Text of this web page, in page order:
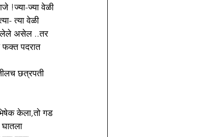
!ज्या-ज्या वेळी
त्या वेळी
असेल ..तर
फक्त पदरात
छत्रपती
केला,तो गड
घातला